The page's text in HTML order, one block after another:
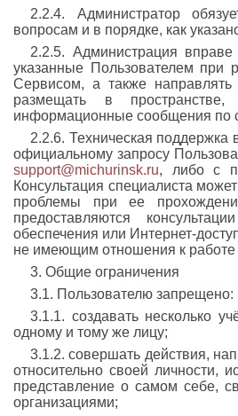
2.2.4. Администратор
вопросам и в порядке, как
2.2.5. Администрация
указанные Пользователем при
Сервисом, а также
размещать в
информационные сообщения по
2.2.6. Техническая поддержка
официальному запросу
support@michurinsk.ru, либо с
Консультация специалиста
проблемы при ее
предоставляются
обеспечения или Интернет-
не имеющим отношения к
3. Общие ограничения
3.1. Пользователю запрещено:
3.1.1. создавать несколько
одному и тому же лицу;
3.1.2. совершать действия,
относительно своей личности,
представление о самом себе,
организациями;